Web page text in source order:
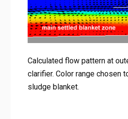
Calculated flow pattern at
clarifier. Color range chosen
sludge blanket.